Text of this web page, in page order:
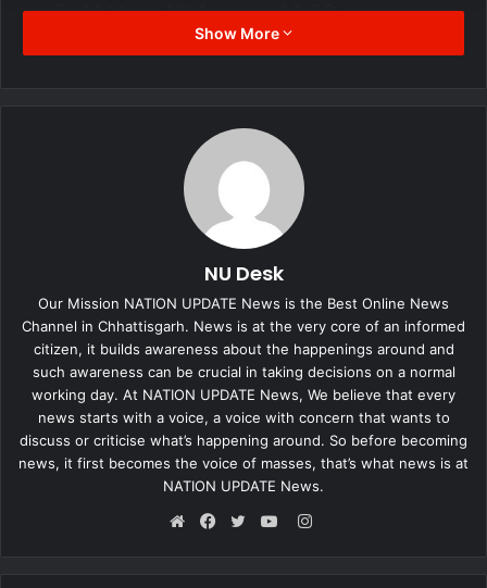
स्लम बस्तियों में 38 हजार 990 कैम्प लगाकर लोगों की निःशुल्क जांच व उपचार
कर दवाईयां दी गई हैं। नगरीय प्रशासन एवं विकास मंत्री डॉ. शिवकुमार डहरिया ने
गौरतलब है कि राज्य के 14 नगर निगम क्षेत्रों की स्लम बस्तियों में रहने वाले लोगों
को स्वास्थ्य सुविधा मुहैया कराने के लिए मुख्यमंत्री शहरी स्लम स्वास्थ्य योजना के
प्रथम चरण की शुरूआत 01 नवम्बर 2020 को हुई थी। इसके तहत 60 मोबाइल
मेडिकल यूनिट द्वारा स्लम बस्तियों में जाकर लोगों का स्वास्थ्य परीक्षण और उपचार
एवं दवा वितरण की शुरूआत की गई थी। 31 मार्च 2022 को इसका विस्तार पूरे
राज्य के नगरीय निकाय क्षेत्रों में किया गया तथा 60 और नई मोबाइल मेडिकल
यूनिट शुरू की गई।
Show More
NU Desk
Our Mission NATION UPDATE News is the Best Online News
Channel in Chhattisgarh. News is at the very core of an informed
citizen, it builds awareness about the happenings around and
such awareness can be crucial in taking decisions on a normal
working day. At NATION UPDATE News, We believe that every
news starts with a voice, a voice with concern that wants to
discuss or criticise what’s happening around. So before becoming
news, it first becomes the voice of masses, that’s what news is at
NATION UPDATE News.
Instagram